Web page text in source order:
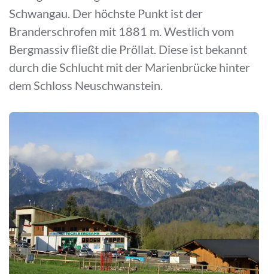
Schwangau. Der höchste Punkt ist der
Branderschrofen mit 1881 m. Westlich vom
Bergmassiv fließt die Pröllat. Diese ist bekannt
durch die Schlucht mit der Marienbrücke hinter
dem Schloss Neuschwanstein.